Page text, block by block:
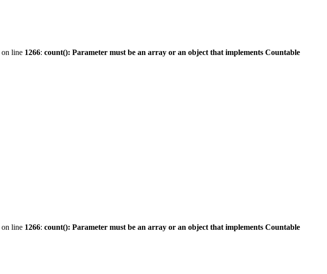
on line 1266: count(): Parameter must be an array or an object that implements Countable
on line 1266: count(): Parameter must be an array or an object that implements Countable